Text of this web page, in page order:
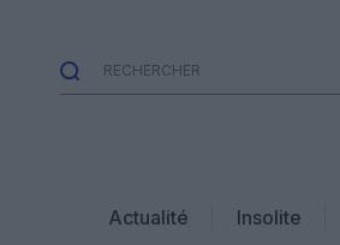
Actualité Insolite